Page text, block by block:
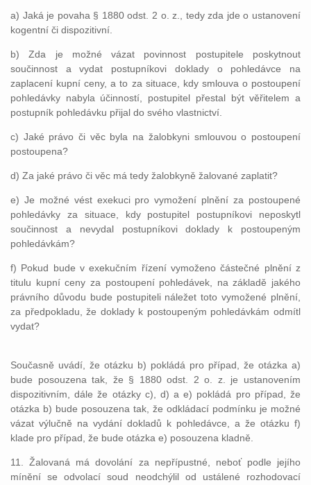
a) Jaká je povaha § 1880 odst. 2 o. z., tedy zda jde o ustanovení
kogentní či dispozitivní.
b) Zda je možné vázat povinnost postupitele poskytnout
součinnost a vydat postupníkovi doklady o pohledávce na
zaplacení kupní ceny, a to za situace, kdy smlouva o postoupení
pohledávky nabyla účinností, postupitel přestal být věřitelem a
postupník pohledávku přijal do svého vlastnictví.
c) Jaké právo či věc byla na žalobkyni smlouvou o postoupení
postoupena?
d) Za jaké právo či věc má tedy žalobkyně žalované zaplatit?
e) Je možné vést exekuci pro vymožení plnění za postoupené
pohledávky za situace, kdy postupitel postupníkovi neposkytl
součinnost a nevydal postupníkovi doklady k postoupeným
pohledávkám?
f) Pokud bude v exekučním řízení vymoženo částečné plnění z
titulu kupní ceny za postoupení pohledávek, na základě jakého
právního důvodu bude postupiteli náležet toto vymožené plnění,
za předpokladu, že doklady k postoupeným pohledávkám odmítl
vydat?
Současně uvádí, že otázku b) pokládá pro případ, že otázka a)
bude posouzena tak, že § 1880 odst. 2 o. z. je ustanovením
dispozitivním, dále že otázky c), d) a e) pokládá pro případ, že
otázka b) bude posouzena tak, že odkládací podmínku je možné
vázat výlučně na vydání dokladů k pohledávce, a že otázku f)
klade pro případ, že bude otázka e) posouzena kladně.
11. Žalovaná má dovolání za nepřípustné, neboť podle jejího
mínění se odvolací soud neodchýlil od ustálené rozhodovací